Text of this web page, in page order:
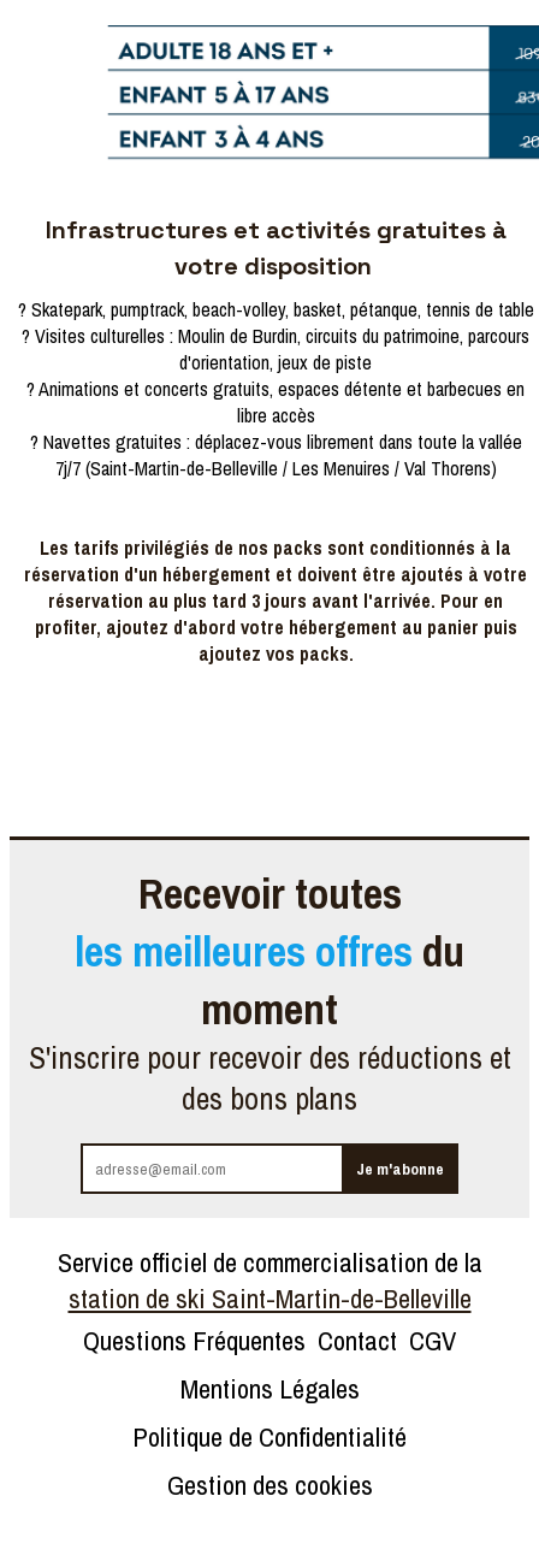
Infrastructures et activités gratuites à
votre disposition
? Skatepark, pumptrack, beach-volley, basket, pétanque, tennis de table
? Visites culturelles : Moulin de Burdin, circuits du patrimoine, parcours
d'orientation, jeux de piste
? Animations et concerts gratuits, espaces détente et barbecues en
libre accès
? Navettes gratuites : déplacez-vous librement dans toute la vallée
7j/7 (Saint-Martin-de-Belleville / Les Menuires / Val Thorens)
Les tarifs privilégiés de nos packs sont conditionnés à la
réservation d'un hébergement et doivent être ajoutés à votre
réservation au plus tard 3 jours avant l'arrivée. Pour en
profiter, ajoutez d'abord votre hébergement au panier puis
ajoutez vos packs.
Recevoir toutes
les meilleures offres du
moment
S'inscrire pour recevoir des réductions et
des bons plans
Service officiel de commercialisation de la
station de ski Saint-Martin-de-Belleville
Questions Fréquentes Contact CGV
Mentions Légales
Politique de Confidentialité
Gestion des cookies